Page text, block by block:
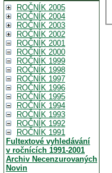
ROČNÍK 2005
ROČNÍK 2004
ROČNÍK 2003
ROČNÍK 2002
ROČNÍK 2001
ROČNÍK 2000
ROČNÍK 1999
ROČNÍK 1998
ROČNÍK 1997
ROČNÍK 1996
ROČNÍK 1995
ROČNÍK 1994
ROČNÍK 1993
ROČNÍK 1992
ROČNÍK 1991
Fultextové vyhledávání
v ročnících 1991-2001
Archiv Necenzurovaných
Novin